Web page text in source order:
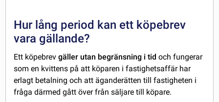
Hur lång period kan ett köpebrev
vara gällande?
Ett köpebrevgäller utan begränsning i tidoch fungerar
som en kvittens på att köparen i fastighetsaffär har
erlagt betalning och att äganderätten till fastigheten i
fråga därmed gått över från säljare till köpare.